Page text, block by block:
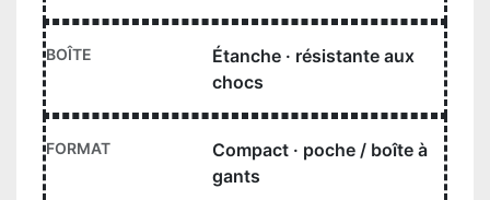
BOÎTE
Étanche · résistante aux
chocs
FORMAT
Compact · poche / boîte à
gants